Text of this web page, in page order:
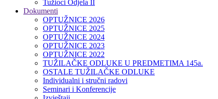
Tužioci Odjela II
Dokumenti
OPTUŽNICE 2026
OPTUŽNICE 2025
OPTUŽNICE 2024
OPTUŽNICE 2023
OPTUŽNICE 2022
TUŽILAČKE ODLUKE U PREDMETIMA 145a.
OSTALE TUŽILAČKE ODLUKE
Individualni i stručni radovi
Seminari i Konferencije